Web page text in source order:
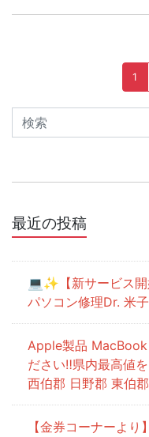
Page
1
Search
最近の投稿
💻✨【新サービス開
パソコン修理Dr. 米
Apple製品 MacBook
ださい‼県内最高値
西伯郡 日野郡 東伯
【金券コーナーよ